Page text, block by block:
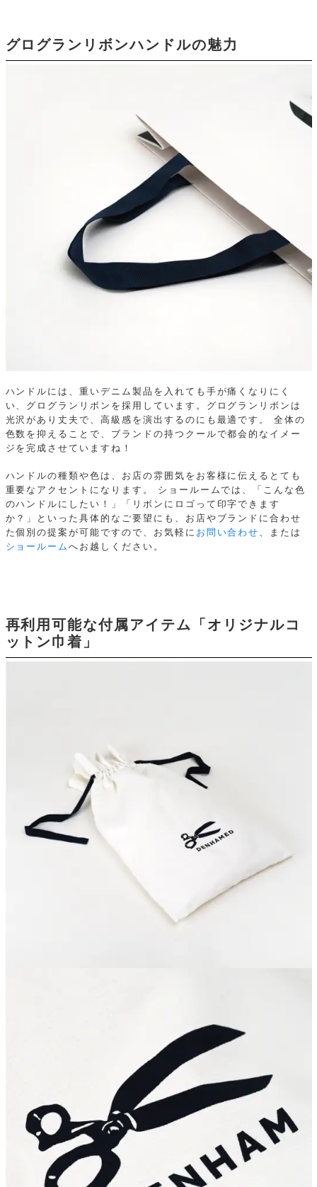
グログランリボンハンドルの魅力
ハンドルには、重いデニム製品を入れても手が痛くなりにく
い、グログランリボンを採用しています。グログランリボンは
光沢があり丈夫で、高級感を演出するのにも最適です。
全体の
色数を抑えることで、ブランドの持つクールで都会的なイメー
ジを完成させていますね！
ハンドルの種類や色は、お店の雰囲気をお客様に伝えるとても
重要なアクセントになります。
ショールームでは、「こんな色
のハンドルにしたい！」「リボンにロゴって印字できます
か？」といった具体的なご要望にも、お店やブランドに合わせ
た個別の提案が可能ですので、お気軽に お問い合わせ
、または
ショールームへお越しください。
再利用可能な付属アイテム「オリジナルコ
ットン巾着」